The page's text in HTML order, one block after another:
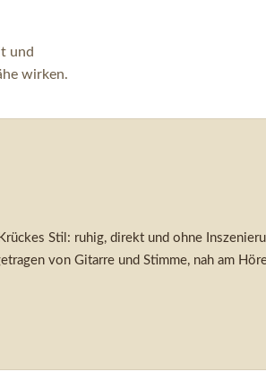
und
wirken.
Stil: ruhig, direkt und ohne
von Gitarre und Stimme, nah am